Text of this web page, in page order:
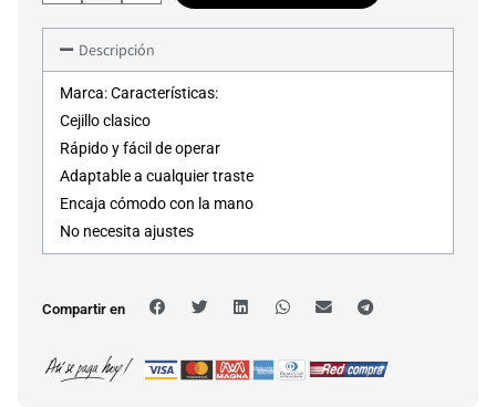
Descripción
Marca: Características:
Cejillo clasico
Rápido y fácil de operar
Adaptable a cualquier traste
Encaja cómodo con la mano
No necesita ajustes
Compartir en